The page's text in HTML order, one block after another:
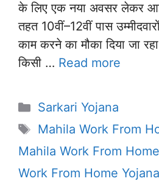
के लिए एक नया अवसर लेकर
तहत 10वीं–12वीं पास
काम करने का मौका दिया जा
किसी … Read more
Categories
Sarkari Yojana
Tags
Mahila Work From
Mahila Work From
Work From Home